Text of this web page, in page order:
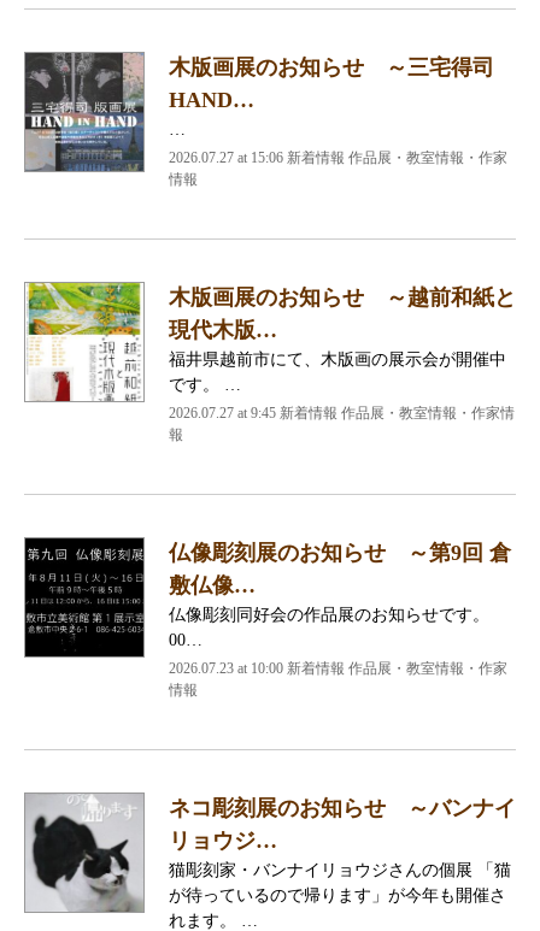
木版画展のお知らせ ～三宅得司
HAND…
2026.07.27 at 15:06 新着情報 作品展・教室情報・作家
情報
木版画展のお知らせ ～越前和紙と
現代木版…
福井県越前市にて、木版画の展示会が開催中
です。 …
2026.07.27 at 9:45 新着情報 作品展・教室情報・作家情
報
仏像彫刻展のお知らせ ～第9回 倉
敷仏像…
仏像彫刻同好会の作品展のお知らせです。
00…
2026.07.23 at 10:00 新着情報 作品展・教室情報・作家
情報
ネコ彫刻展のお知らせ ～バンナイ
リョウジ…
猫彫刻家・バンナイリョウジさんの個展 「猫
が待っているので帰ります」が今年も開催さ
れます。 …